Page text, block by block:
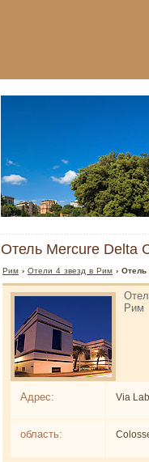
Отель Mercure Delta
Рим ›Отели 4 звезд в Рим ›
Рим
Адрес: Via
область: